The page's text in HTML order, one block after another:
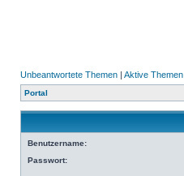
Unbeantwortete Themen | Aktive Themen
Portal
Benutzername:
Passwort: